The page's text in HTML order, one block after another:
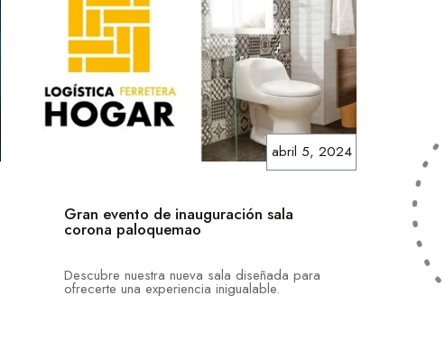
abril 5, 2024
Gran evento de inauguración sala
corona paloquemao
Descubre nuestra nueva sala diseñada para
ofrecerte una experiencia inigualable.